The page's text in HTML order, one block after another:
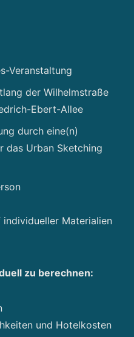
Veranstaltung
der Wilhelmstraße
Ebert-Allee
durch eine(n)
das Urban Sketching
Materialien
zu berechnen:
und Hotelkosten